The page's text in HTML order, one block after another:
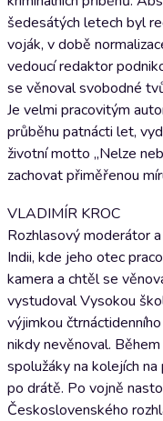
šedesátých letech byl
voják, v době
vedoucí redaktor
se věnoval svobodné
Je velmi pracovitým
průběhu patnácti let,
životní motto „Nelze
zachovat přiměřenou
VLADIMÍR KROC
Rozhlasový moderátor
Indii, kde jeho otec
kamera a chtěl se
vystudoval Vysokou
výjimkou
nikdy nevěnoval.
spolužáky na kolejích
po drátě. Po vojně
Československého